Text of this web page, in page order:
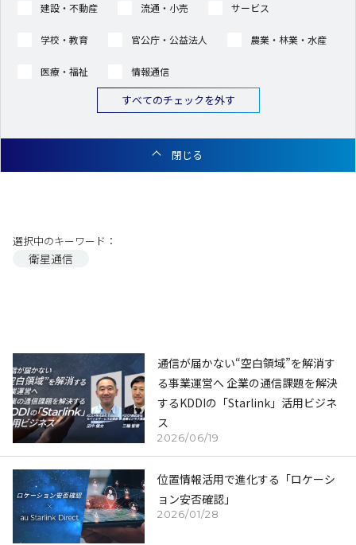
建設・不動産 流通・小売 サービス
学校・教育 官公庁・公益法人 農業・林業・水産
医療・福祉 情報通信
すべてのチェックを外す
閉じる
選択中のキーワード：
衛星通信
2026/06/19
通信が届かない“空白領域”を解消す
る事業運営へ 企業の通信課題を解決
するKDDIの「Starlink」活用ビジネ
ス
2026/01/28
位置情報活用で進化する「ロケーシ
ョン安否確認」